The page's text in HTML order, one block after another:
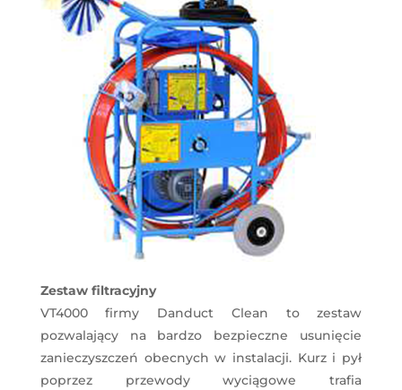
Zestaw filtracyjny
VT4000 firmy Danduct Clean to zestaw
pozwalający na bardzo bezpieczne usunięcie
zanieczyszczeń obecnych w instalacji. Kurz i pył
poprzez przewody wyciągowe trafia